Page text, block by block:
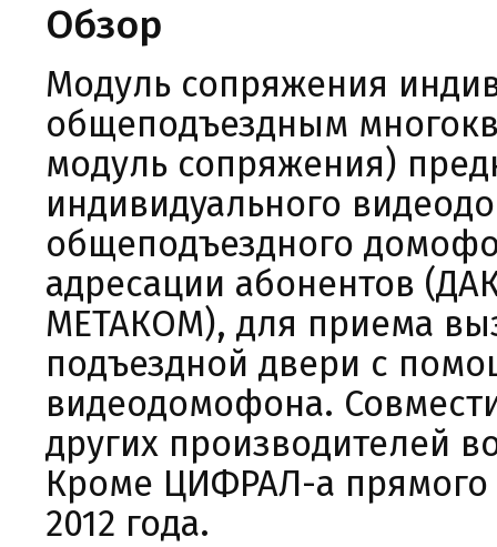
Обзор
Модуль сопряжения
общеподъездным
модуль сопряжения)
индивидуального
общеподъездного
адресации абонентов
МЕТАКОМ), для приема
подъездной двери с
видеодомофона.
других производителей
Кроме ЦИФРАЛ-а прямого
2012 года.